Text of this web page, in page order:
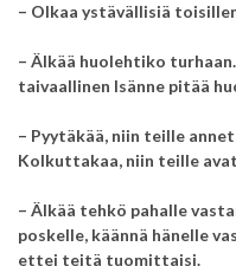
– Olkaa ystävällisiä
– Älkää huolehtiko turhaan.
taivaallinen Isänne pitää
– Pyytäkää, niin teille
Kolkuttakaa, niin teille
– Älkää tehkö pahalle
poskelle, käännä hänelle
ettei teitä tuomittaisi.